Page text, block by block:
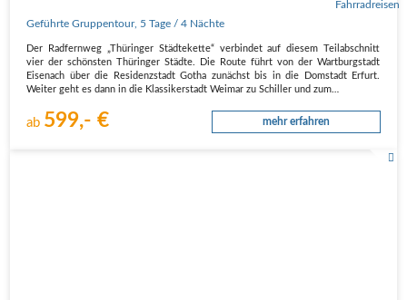
Geführte Gruppentour, 5 Tage/ 4 Nächte
Der Radfernweg „Thüringer Städtekette“ verbindet auf diesem Teilabschnitt
vier der schönsten Thüringer Städte. Die Route führt von der Wartburgstadt
Eisenach über die Residenzstadt Gotha zunächst bis in die Domstadt Erfurt.
Weiter geht es dann in die Klassikerstadt Weimar zu Schiller und zum…
ab 599,- € mehr erfahren